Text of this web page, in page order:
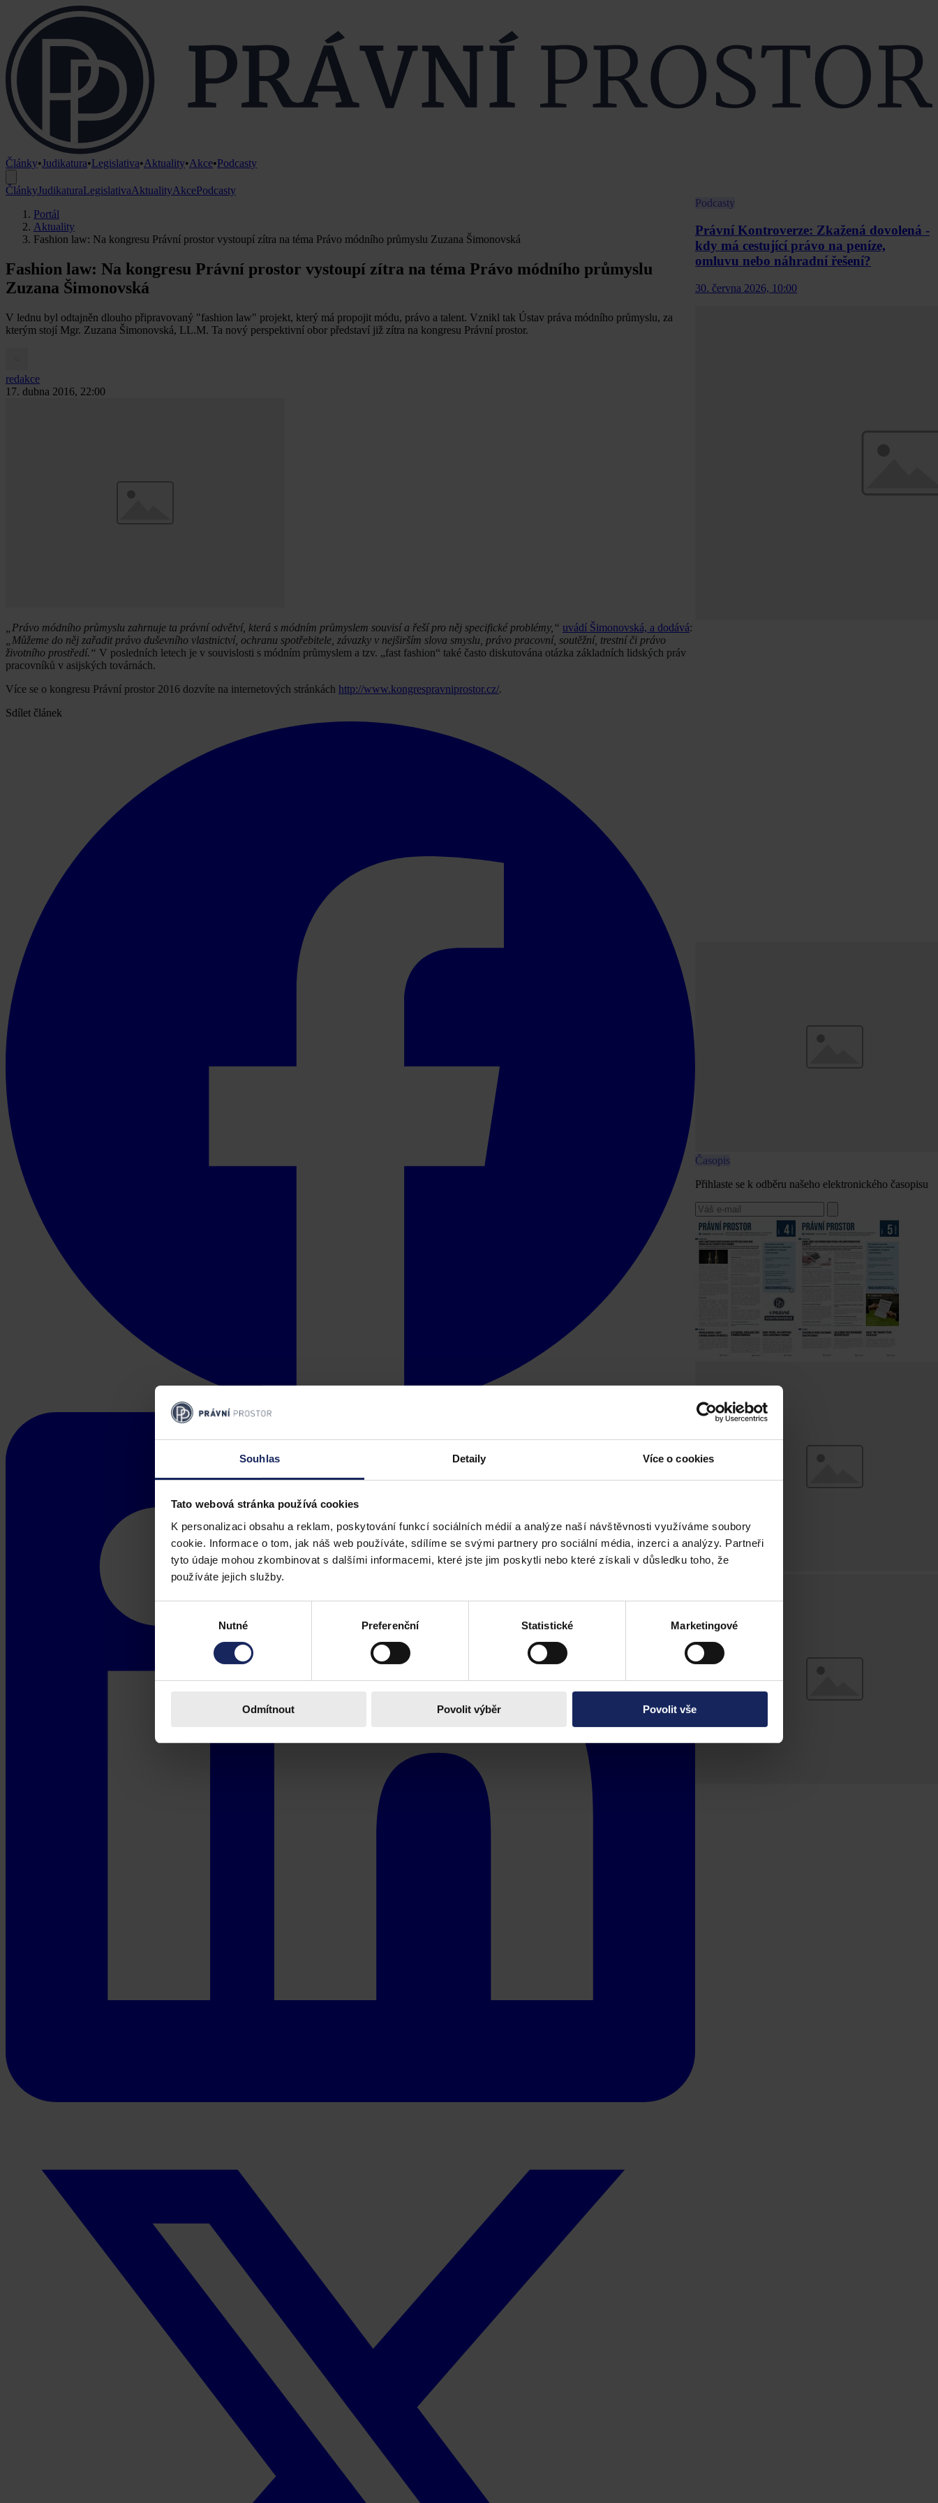
Souhlas Detaily Více o cookies
Tato webová stránka používá cookies
K personalizaci obsahu a reklam, poskytování funkcí sociálních médií a analýze naší návštěvnosti využíváme soubory
cookie. Informace o tom, jak náš web používáte, sdílíme se svými partnery pro sociální média, inzerci a analýzy. Partneři
tyto údaje mohou zkombinovat s dalšími informacemi, které jste jim poskytli nebo které získali v důsledku toho, že
používáte jejich služby.
souhlasu
Nutné Preferenční Statistické Marketingové
Odmítnout Povolit výběr Povolit vše
Články•Judikatura•Legislativa•Aktuality•Akce•Podcasty
ČlánkyJudikaturaLegislativaAktualityAkcePodcasty
Portál
Aktuality
Fashion law: Na kongresu Právní prostor vystoupí zítra na téma Právo módního průmyslu Zuzana Šimonovská
Fashion law: Na kongresu Právní prostor vystoupí zítra na téma Právo módního průmyslu
Zuzana Šimonovská
V lednu byl odtajněn dlouho připravovaný "fashion law" projekt, který má propojit módu, právo a talent. Vznikl tak Ústav práva módního průmyslu, za
kterým stojí Mgr. Zuzana Šimonovská, LL.M. Ta nový perspektivní obor představí již zítra na kongresu Právní prostor.
redakce
17. dubna 2016, 22:00
„Právo módního průmyslu zahrnuje ta právní odvětví, která s módním průmyslem souvisí a řeší pro něj specifické problémy,“ uvádí Šimonovská, a dodává:
„Můžeme do něj zařadit právo duševního vlastnictví, ochranu spotřebitele, závazky v nejširším slova smyslu, právo pracovní, soutěžní, trestní či právo
životního prostředí.“ V posledních letech je v souvislosti s módním průmyslem a tzv. „fast fashion“ také často diskutována otázka základních lidských práv
pracovníků v asijských továrnách.
Více se o kongresu Právní prostor 2016 dozvíte na internetových stránkách http://www.kongrespravniprostor.cz/.
Sdílet článek
Podcasty
Právní Kontroverze: Zkažená dovolená -
kdy má cestující právo na peníze,
omluvu nebo náhradní řešení?
30. června 2026, 10:00
Časopis
Přihlaste se k odběru našeho elektronického časopisu